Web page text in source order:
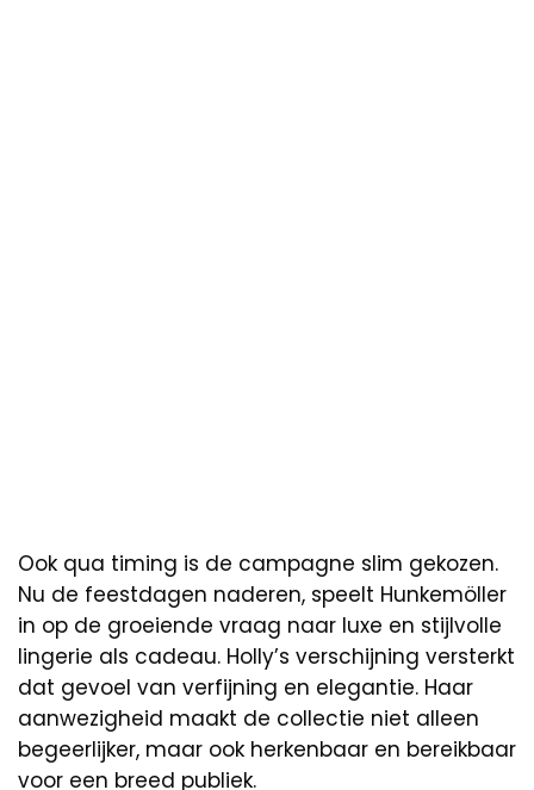
Ook qua timing is de campagne slim gekozen.
Nu de feestdagen naderen, speelt Hunkemöller
in op de groeiende vraag naar luxe en stijlvolle
lingerie als cadeau. Holly’s verschijning versterkt
dat gevoel van verfijning en elegantie. Haar
aanwezigheid maakt de collectie niet alleen
begeerlijker, maar ook herkenbaar en bereikbaar
voor een breed publiek.